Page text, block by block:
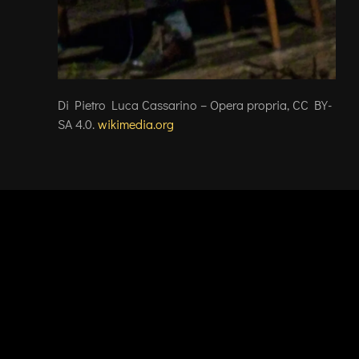
Di Pietro Luca Cassarino – Opera propria, CC BY-
SA 4.0.wikimedia.org